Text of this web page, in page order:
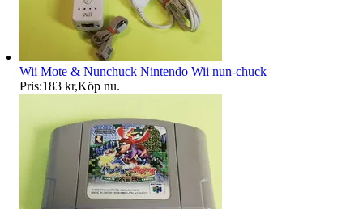
Wii Mote & Nunchuck Nintendo Wii nun-chuck
Pris:183 kr,Köp nu.